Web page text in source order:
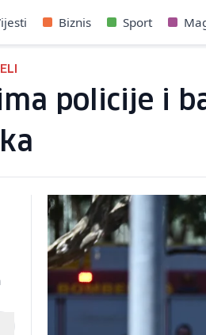
Biznis Sport
policije i